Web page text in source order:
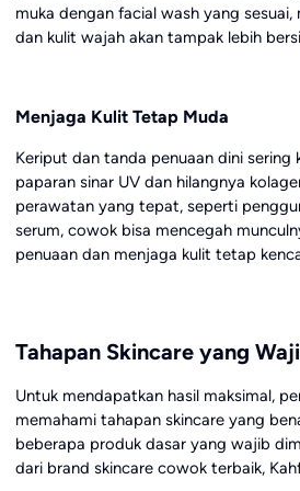
muka dengan facial wash yang sesuai,
dan kulit wajah akan tampak lebih
Menjaga Kulit Tetap Muda
Keriput dan tanda penuaan dini sering
paparan sinar UV dan hilangnya
perawatan yang tepat, seperti
serum, cowok bisa mencegah
penuaan dan menjaga kulit tetap
Tahapan Skincare yang
Untuk mendapatkan hasil maksimal,
memahami tahapan skincare yang
beberapa produk dasar yang wajib
dari brand skincare cowok terbaik,